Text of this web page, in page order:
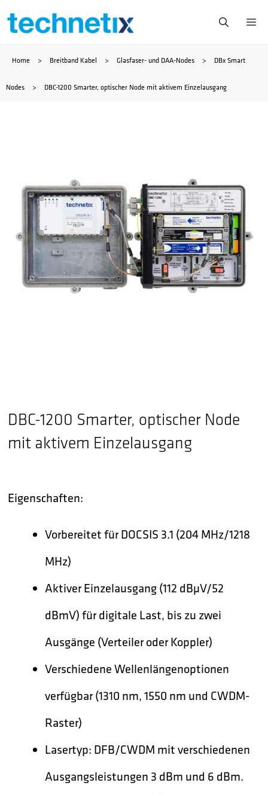
Zum
springen
Home > Breitband Kabel > Glasfaser- und DAA-Nodes > DBx Smart
Nodes > DBC-1200 Smarter, optischer Node mit aktivem Einzelausgang
DBC-1200 Smarter, optischer Node
mit aktivem Einzelausgang
Eigenschaften:
Vorbereitet für DOCSIS 3.1 (204 MHz/1218
MHz)
Aktiver Einzelausgang (112 dBµV/52
dBmV) für digitale Last, bis zu zwei
Ausgänge (Verteiler oder Koppler)
Verschiedene Wellenlängenoptionen
verfügbar (1310 nm, 1550 nm und CWDM-
Raster)
Lasertyp: DFB/CWDM mit verschiedenen
Ausgangsleistungen 3 dBm und 6 dBm.